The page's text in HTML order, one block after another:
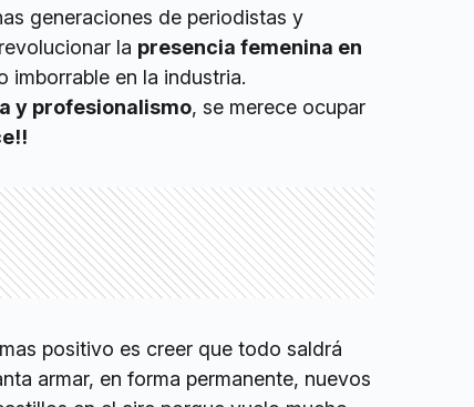
generaciones de periodistas y
la presencia femenina en
imborrable en la industria.
y profesionalismo, se merece ocupar
positivo es creer que todo saldrá
armar, en forma permanente, nuevos